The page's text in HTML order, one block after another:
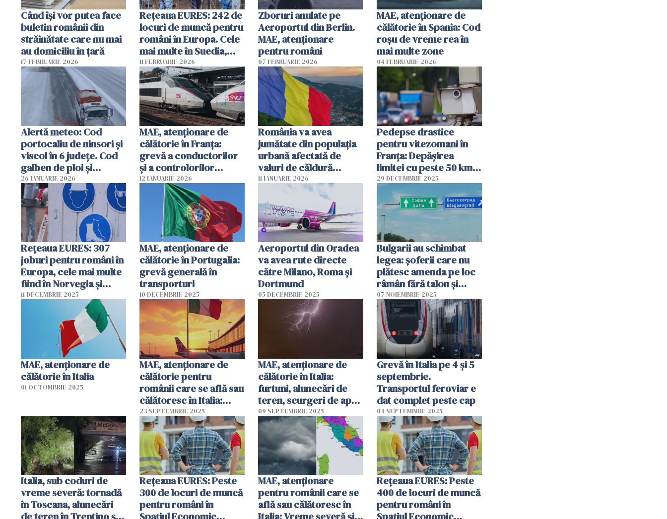
Când își vor putea face
buletin românii din
străinătate care nu mai
au domiciliu în țară
17 FEBRUARIE 2026
Rețeaua EURES: 242 de
locuri de muncă pentru
români în Europa. Cele
mai multe în Suedia,
Norvegia și Irlanda
11 FEBRUARIE 2026
Zboruri anulate pe
Aeroportul din Berlin.
MAE, atenționare
pentru români
07 FEBRUARIE 2026
MAE, atenţionare de
călătorie în Spania: Cod
roșu de vreme rea în
mai multe zone
04 FEBRUARIE 2026
Alertă meteo: Cod
portocaliu de ninsori şi
viscol în 6 judeţe. Cod
galben de ploi şi
lapoviţă în 14 judeţe
26 IANUARIE 2026
MAE, atenționare de
călătorie în Franța:
grevă a conductorilor
şi a controlorilor
feroviari
12 IANUARIE 2026
România va avea
jumătate din populația
urbană afectată de
valuri de căldură
extreme până în 2040,
arată un raport
11 IANUARIE 2026
Pedepse drastice
pentru vitezomani în
Franța: Depășirea
limitei cu peste 50 km/h
te poate trimite la
închisoare
29 DECEMBRIE 2025
Rețeaua EURES: 307
joburi pentru români în
Europa, cele mai multe
fiind în Norvegia și
Suedia
11 DECEMBRIE 2025
MAE, atenţionare de
călătorie în Portugalia:
grevă generală în
transporturi
10 DECEMBRIE 2025
Aeroportul din Oradea
va avea rute directe
către Milano, Roma şi
Dortmund
05 DECEMBRIE 2025
Bulgarii au schimbat
legea: șoferii care nu
plătesc amenda pe loc
râmân fără talon și
plăcuțe
07 NOIEMBRIE 2025
MAE, atenţionare de
călătorie în Italia
01 OCTOMBRIE 2025
MAE, atenționare de
călătorie pentru
românii care se află sau
călătoresc în Italia:
grevă în aeroporturi şi
pericol de inundaţii
23 SEPTEMBRIE 2025
MAE, atenţionare de
călătorie în Italia:
furtuni, alunecări de
teren, scurgeri de apă
pe versanţi
09 SEPTEMBRIE 2025
Grevă în Italia pe 4 și 5
septembrie.
Transportul feroviar e
dat complet peste cap
04 SEPTEMBRIE 2025
Italia, sub coduri de
vreme severă: tornadă
în Toscana, alunecări
Rețeaua EURES: Peste
300 de locuri de muncă
pentru români în
MAE, atenționare
pentru românii care se
află sau călătoresc în
Rețeaua EURES: Peste
400 de locuri de muncă
pentru români în